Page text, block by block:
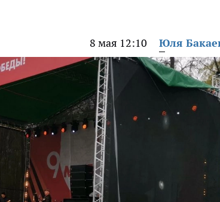
8 мая 12:10 Юля